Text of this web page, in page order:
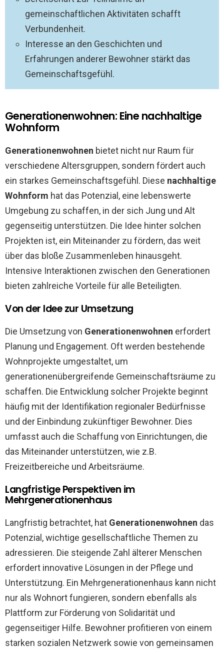
gemeinschaftlichen Aktivitäten schafft
Verbundenheit.
Interesse an den Geschichten und
Erfahrungen anderer Bewohner stärkt das
Gemeinschaftsgefühl.
Generationenwohnen: Eine nachhaltige
Wohnform
Generationenwohnen bietet nicht nur Raum für
verschiedene Altersgruppen, sondern fördert auch
ein starkes Gemeinschaftsgefühl. Diese nachhaltige
Wohnform hat das Potenzial, eine lebenswerte
Umgebung zu schaffen, in der sich Jung und Alt
gegenseitig unterstützen. Die Idee hinter solchen
Projekten ist, ein Miteinander zu fördern, das weit
über das bloße Zusammenleben hinausgeht.
Intensive Interaktionen zwischen den Generationen
bieten zahlreiche Vorteile für alle Beteiligten.
Von der Idee zur Umsetzung
Die Umsetzung von Generationenwohnen erfordert
Planung und Engagement. Oft werden bestehende
Wohnprojekte umgestaltet, um
generationenübergreifende Gemeinschaftsräume zu
schaffen. Die Entwicklung solcher Projekte beginnt
häufig mit der Identifikation regionaler Bedürfnisse
und der Einbindung zukünftiger Bewohner. Dies
umfasst auch die Schaffung von Einrichtungen, die
das Miteinander unterstützen, wie z.B.
Freizeitbereiche und Arbeitsräume.
Langfristige Perspektiven im
Mehrgenerationenhaus
Langfristig betrachtet, hat Generationenwohnen das
Potenzial, wichtige gesellschaftliche Themen zu
adressieren. Die steigende Zahl älterer Menschen
erfordert innovative Lösungen in der Pflege und
Unterstützung. Ein Mehrgenerationenhaus kann nicht
nur als Wohnort fungieren, sondern ebenfalls als
Plattform zur Förderung von Solidarität und
gegenseitiger Hilfe. Bewohner profitieren von einem
starken sozialen Netzwerk sowie von gemeinsamen